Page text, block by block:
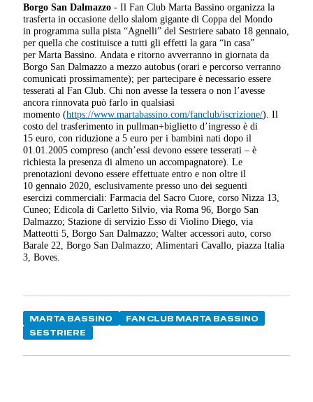
Borgo San Dalmazzo - Il Fan Club Marta Bassino organizza la
trasferta in occasione dello slalom gigante di Coppa del Mondo
in programma sulla pista “Agnelli” del Sestriere sabato 18 gennaio,
per quella che costituisce a tutti gli effetti la gara “in casa”
per Marta Bassino. Andata e ritorno avverranno in giornata da
Borgo San Dalmazzo a mezzo autobus (orari e percorso verranno
comunicati prossimamente); per partecipare è necessario essere
tesserati al Fan Club. Chi non avesse la tessera o non l’avesse
ancora rinnovata può farlo in qualsiasi
momento (https://www.martabassino.com/fanclub/iscrizione/). Il
costo del trasferimento in pullman+biglietto d’ingresso è di
15 euro, con riduzione a 5 euro per i bambini nati dopo il
01.01.2005 compreso (anch’essi devono essere tesserati – è
richiesta la presenza di almeno un accompagnatore). Le
prenotazioni devono essere effettuate entro e non oltre il
10 gennaio 2020, esclusivamente presso uno dei seguenti
esercizi commerciali: Farmacia del Sacro Cuore, corso Nizza 13,
Cuneo; Edicola di Carletto Silvio, via Roma 96, Borgo San
Dalmazzo; Stazione di servizio Esso di Violino Diego, via
Matteotti 5, Borgo San Dalmazzo; Walter accessori auto, corso
Barale 22, Borgo San Dalmazzo; Alimentari Cavallo, piazza Italia
3, Boves.
MARTA BASSINO
FAN CLUB MARTA BASSINO
SESTRIERE